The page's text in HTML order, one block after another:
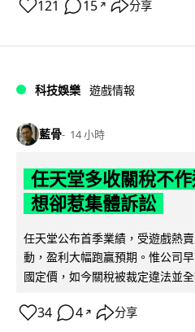
121 15 ↗ 分享
科技娛樂 遊戲情報
藍骨 14 小時
任天堂多收關稅不
想卻惹集體訴訟
任天堂公布首季業績，受遊戲熱
動，盈利大幅跑贏預期。惟公司
國定價，如今關稅被裁定違法並
34 4 ↗ 分享